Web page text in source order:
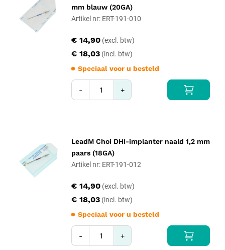
mm blauw (20GA)
Artikel nr: ERT-191-010
€ 18,03
€ 14,90
Speciaal voor u besteld
- +
LeadM Choi DHI-implanter naald 1,2 mm
paars (18GA)
Artikel nr: ERT-191-012
€ 18,03
€ 14,90
Speciaal voor u besteld
- +